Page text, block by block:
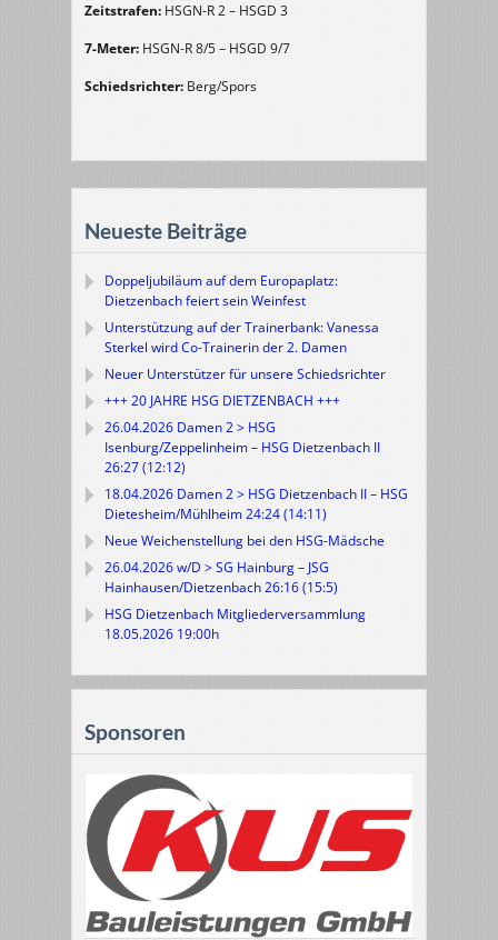
Zeitstrafen: HSGN-R 2 – HSGD 3
7-Meter: HSGN-R 8/5 – HSGD 9/7
Schiedsrichter: Berg/Spors
Neueste Beiträge
Doppeljubiläum auf dem Europaplatz:
Dietzenbach feiert sein Weinfest
Unterstützung auf der Trainerbank: Vanessa
Sterkel wird Co-Trainerin der 2. Damen
Neuer Unterstützer für unsere Schiedsrichter
+++ 20 JAHRE HSG DIETZENBACH +++
26.04.2026 Damen 2 > HSG
Isenburg/Zeppelinheim – HSG Dietzenbach II
26:27 (12:12)
18.04.2026 Damen 2 > HSG Dietzenbach II – HSG
Dietesheim/Mühlheim 24:24 (14:11)
Neue Weichenstellung bei den HSG-Mädsche
26.04.2026 w/D > SG Hainburg – JSG
Hainhausen/Dietzenbach 26:16 (15:5)
HSG Dietzenbach Mitgliederversammlung
18.05.2026 19:00h
Sponsoren